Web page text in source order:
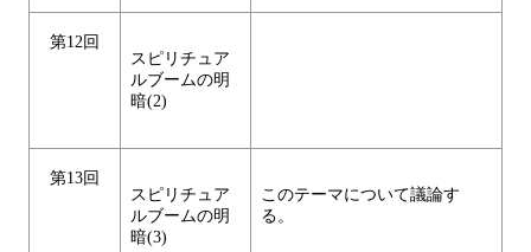
第12回
スピリチュア
ルブームの明
暗(2)
第13回
スピリチュア
ルブームの明
暗(3)
このテーマについて議論す
る。